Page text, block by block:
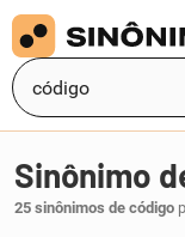
Sinônimo
25 sinônimos de código